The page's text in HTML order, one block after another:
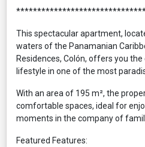
This spectacular apartment,
waters of the Panamanian
Residences, Colón, offers you
lifestyle in one of the most
With an area of ​​195 m², the
comfortable spaces, ideal for
moments in the company of
Featured Features: